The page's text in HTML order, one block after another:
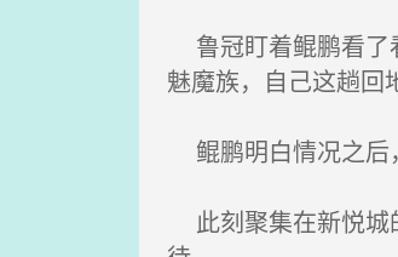
鲁冠盯着鲲鹏看了
魅魔族，自己这趟
鲲鹏明白情况之后
此刻聚集在新悦城